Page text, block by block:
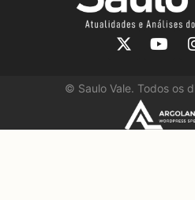
© Saulo Vale. Todos os